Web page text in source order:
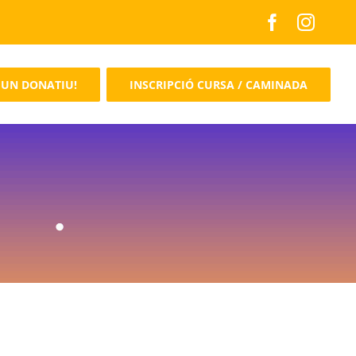
UN DONATIU! INSCRIPCIÓ CURSA / CAMINADA